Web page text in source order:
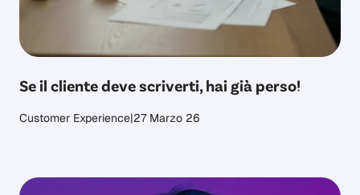
Se il cliente deve scriverti, hai già perso!
Customer Experience|27 Marzo 26